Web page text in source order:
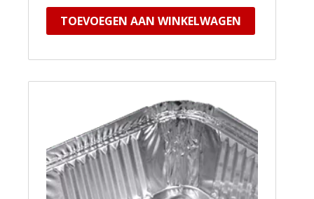
TOEVOEGEN AAN WINKELWAGEN